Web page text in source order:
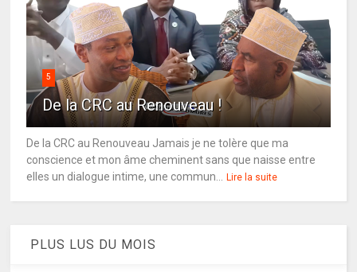
5
De la CRC au Renouveau !
De la CRC au Renouveau Jamais je ne tolère que ma
conscience et mon âme cheminent sans que naisse entre
elles un dialogue intime, une commun...
Lire la suite
PLUS LUS DU MOIS